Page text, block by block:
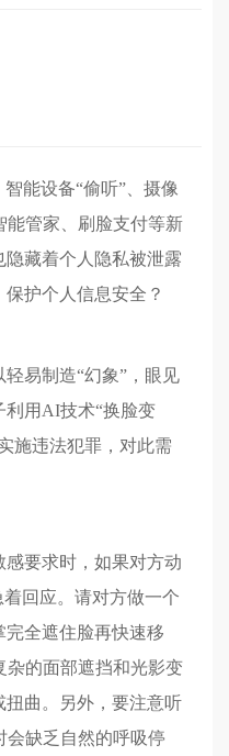
能设备“偷听”、摄像
管家、刷脸支付等新
藏着个人隐私被泄露
护个人信息安全？
易制造“幻象”，眼见
利用AI技术“换脸变
施违法犯罪，对此需
要求时，如果对方动
回应。请对方做一个
全遮住脸再快速移
的面部遮挡和光影变
曲。另外，要注意听
缺乏自然的呼吸停